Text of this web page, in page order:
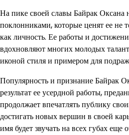
На пике своей славы Байрак Оксана
поклонниками, которые ценят ее не
как личность. Ее работы и
вдохновляют многих молодых
иконой стиля и примером для
Популярность и признание Байрак
результат ее усердной работы,
продолжает впечатлять публику
достигать новых вершин в своей
имя будет звучать на всех губах еще